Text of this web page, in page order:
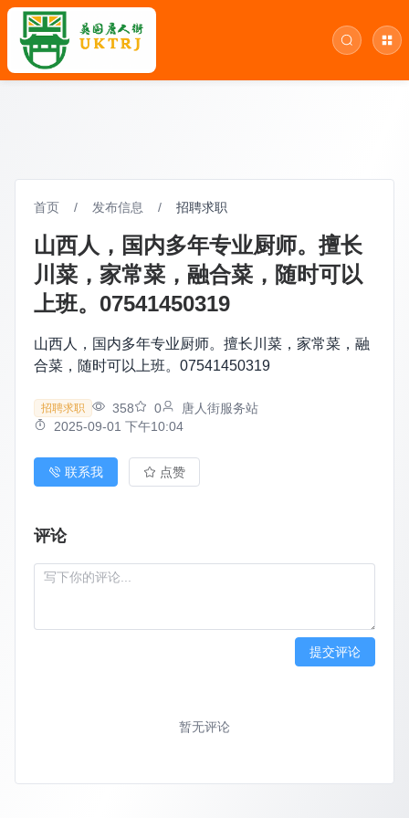
首页 / 发布信息 / 招聘求职
山西人，国内多年专业厨师。擅长
川菜，家常菜，融合菜，随时可以
上班。07541450319
山西人，国内多年专业厨师。擅长川菜，家常菜，融
合菜，随时可以上班。07541450319
招聘求职 358 0
唐人街服务站
2025-09-01 下午10:04
联系我 点赞
评论
提交评论
暂无评论